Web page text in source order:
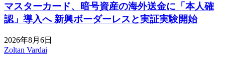
マスターカード、暗号資産の海外送金に「本人確
認」導入へ 新興ボーダーレスと実証実験開始
2026年8月6日
Zoltan Vardai